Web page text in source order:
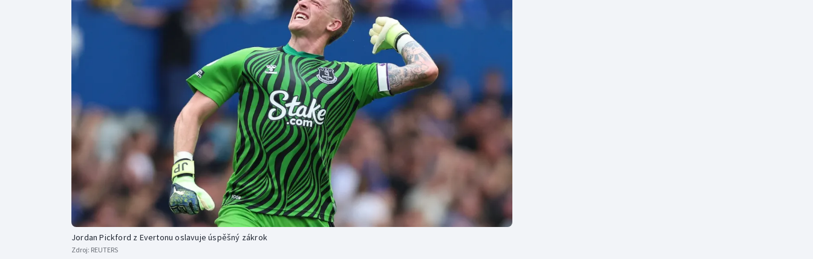
Dostihy
Florbal
Futsal
Golf
Gymnastika
Moderní pětiboj
Motorsport
Olympijské hry
Parasport
Plavání
Plážový volejbal
Triatlon
Vodní slalom
Volejbal
Ostatní
Jordan Pickford z Evertonu oslavuje úspěšný zákrok
Zdroj: REUTERS